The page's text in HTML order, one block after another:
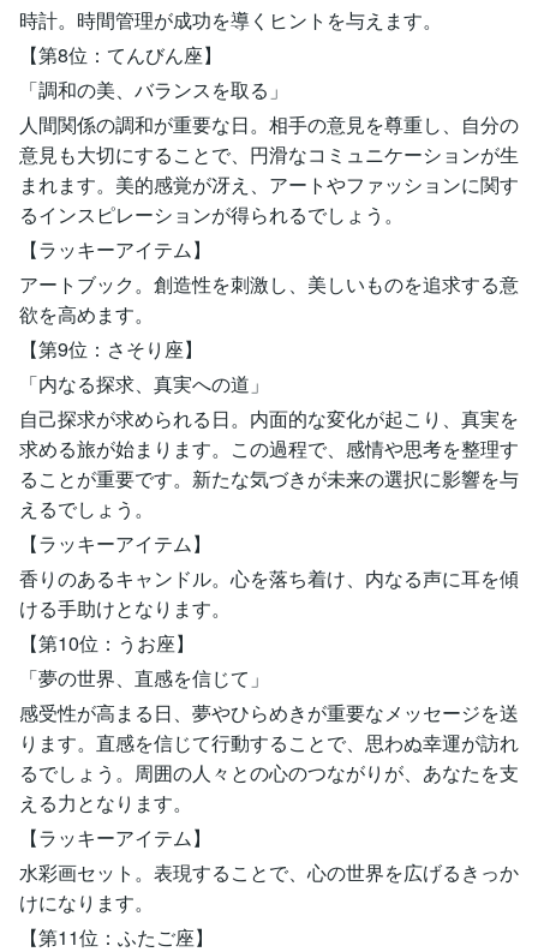
時計。時間管理が成功を導くヒントを与えます。
【第8位：てんびん座】
「調和の美、バランスを取る」
人間関係の調和が重要な日。相手の意見を尊重し、自分の
意見も大切にすることで、円滑なコミュニケーションが生
まれます。美的感覚が冴え、アートやファッションに関す
るインスピレーションが得られるでしょう。
【ラッキーアイテム】
アートブック。創造性を刺激し、美しいものを追求する意
欲を高めます。
【第9位：さそり座】
「内なる探求、真実への道」
自己探求が求められる日。内面的な変化が起こり、真実を
求める旅が始まります。この過程で、感情や思考を整理す
ることが重要です。新たな気づきが未来の選択に影響を与
えるでしょう。
【ラッキーアイテム】
香りのあるキャンドル。心を落ち着け、内なる声に耳を傾
ける手助けとなります。
【第10位：うお座】
「夢の世界、直感を信じて」
感受性が高まる日、夢やひらめきが重要なメッセージを送
ります。直感を信じて行動することで、思わぬ幸運が訪れ
るでしょう。周囲の人々との心のつながりが、あなたを支
える力となります。
【ラッキーアイテム】
水彩画セット。表現することで、心の世界を広げるきっか
けになります。
【第11位：ふたご座】